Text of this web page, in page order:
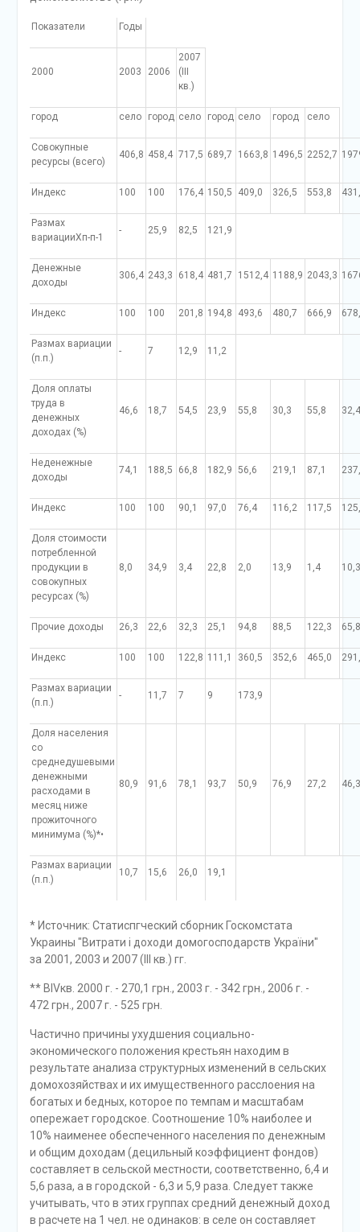
Показатели Годы
2000 2003 2006
2007
(III
кв.)
город село город село город село город село
Совокупные
ресурсы (всего)
406,8 458,4 717,5 689,7 1663,8 1496,5 2252,7
Индекс 100 100 176,4 150,5 409,0 326,5 553,8
Размах
вариацииХп-п-1
- 25,9 82,5 121,9
Денежные
доходы
306,4 243,3 618,4 481,7 1512,4 1188,9 2043,3
Индекс 100 100 201,8 194,8 493,6 480,7 666,9
Размах вариации
(п.п.)
- 7 12,9 11,2
Доля оплаты
труда в
денежных
доходах (%)
46,6 18,7 54,5 23,9 55,8 30,3 55,8 32,4
Неденежные
доходы
74,1 188,5 66,8 182,9 56,6 219,1 87,1
Индекс 100 100 90,1 97,0 76,4 116,2 117,5
Доля стоимости
потребленной
продукции в
совокупных
ресурсах (%)
8,0 34,9 3,4 22,8 2,0 13,9 1,4 10,3
Прочие доходы 26,3 22,6 32,3 25,1 94,8 88,5 122,3 65,8
Индекс 100 100 122,8 111,1 360,5 352,6 465,0
Размах вариации
(п.п.)
- 11,7 7 9 173,9
Доля населения
со
среднедушевыми
денежными
расходами в
месяц ниже
прожиточного
минимума (%)*•
80,9 91,6 78,1 93,7 50,9 76,9 27,2 46,3
Размах вариации
(п.п.)
10,7 15,6 26,0 19,1
* Источник: Статиспгческий сборник Госкомстата
Украины "Витрати і доходи домогосподарств України"
за 2001, 2003 и 2007 (III кв.) гг.
** ВIVкв. 2000 г. - 270,1 грн., 2003 г. - 342 грн., 2006 г. -
472 грн., 2007 г. - 525 грн.
Частично причины ухудшения социально-
экономического положения крестьян находим в
результате анализа структурных изменений в сельских
домохозяйствах и их имущественного расслоения на
богатых и бедных, которое по темпам и масштабам
опережает городское. Соотношение 10% наиболее и
10% наименее обеспеченного населения по денежным
и общим доходам (децильный коэффициент фондов)
составляет в сельской местности, соответственно, 6,4 и
5,6 раза, а в городской - 6,3 и 5,9 раза. Следует также
учитывать, что в этих группах средний денежный доход
в расчете на 1 чел. не одинаков: в селе он составляет